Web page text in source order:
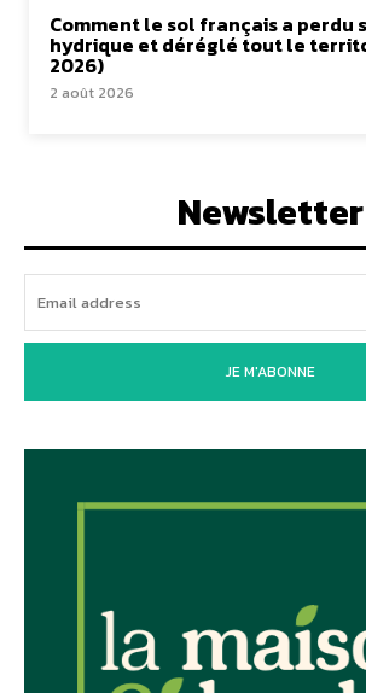
Comment le sol français a perdu
hydrique et déréglé tout le
2026)
2 août 2026
Newsletter
JE M'ABONNE